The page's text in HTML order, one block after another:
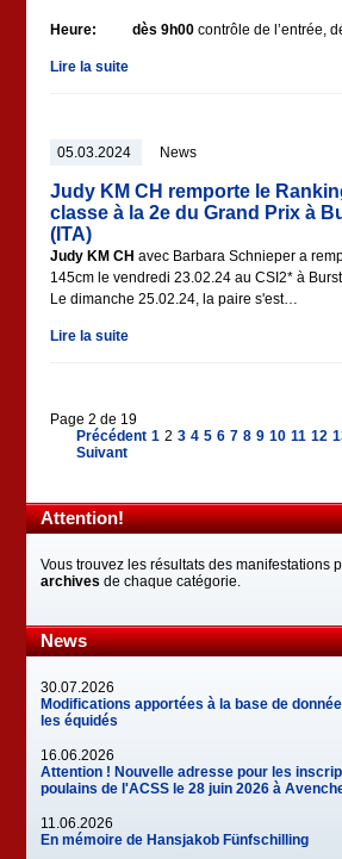
Heure: dès 9h00 contrôle de l’entrée,
Lire la suite
05.03.2024 News
Judy KM CH remporte le
classe à la 2e du Grand Prix à
(ITA)
Judy KM CHavec Barbara Schnieper a
145cm le vendredi 23.02.24 au CSI2* à
Le dimanche 25.02.24, la paire s'est…
Lire la suite
Page 2 de 19
Précédent 1 2 3 4 5 6 7 8 9 10 11 12
Suivant
Attention!
Vous trouvez les résultats des manifestations
archives de chaque catégorie.
News
30.07.2026
Modifications apportées à la base de
les équidés
16.06.2026
Attention ! Nouvelle adresse pour les
poulains de l'ACSS le 28 juin 2026 à
11.06.2026
En mémoire de Hansjakob Fünfschilling